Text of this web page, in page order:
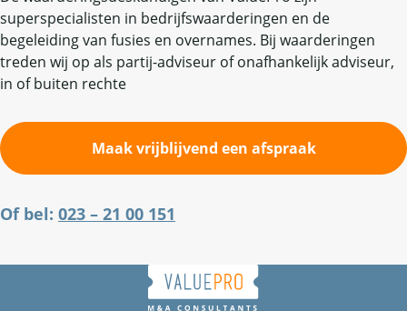
superspecialisten in bedrijfswaarderingen en de
begeleiding van fusies en overnames. Bij waarderingen
treden wij op als partij-adviseur of onafhankelijk adviseur,
in of buiten rechte
Maak vrijblijvend een afspraak
Of bel: 023 – 21 00 151